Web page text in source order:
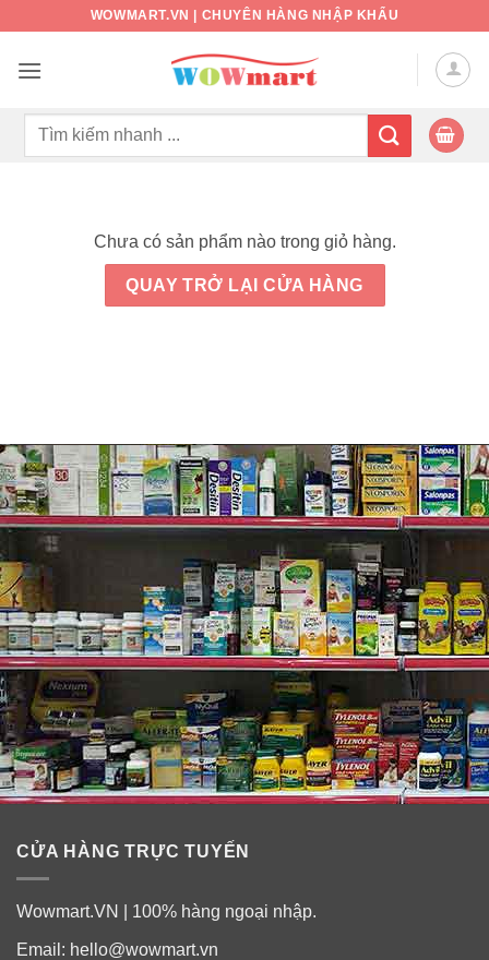
nội
WOWMART.VN | CHUYÊN HÀNG NHẬP KHẨU
Tìm
Chưa có sản phẩm nào trong giỏ hàng.
QUAY TRỞ LẠI CỬA HÀNG
CỬA HÀNG TRỰC TUYẾN
Wowmart.VN | 100% hàng ngoại nhập.
Email: hello@wowmart.vn